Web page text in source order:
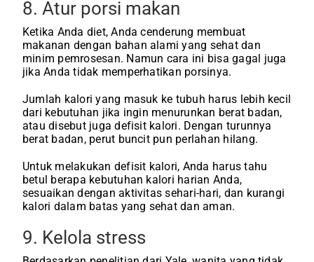
8. Atur porsi makan
Ketika Anda diet, Anda cenderung membuat
makanan dengan bahan alami yang sehat dan
minim pemrosesan. Namun cara ini bisa gagal juga
jika Anda tidak memperhatikan porsinya.
Jumlah kalori yang masuk ke tubuh harus lebih kecil
dari kebutuhan jika ingin menurunkan berat badan,
atau disebut juga defisit kalori. Dengan turunnya
berat badan, perut buncit pun perlahan hilang.
Untuk melakukan defisit kalori, Anda harus tahu
betul berapa kebutuhan kalori harian Anda,
sesuaikan dengan aktivitas sehari-hari, dan kurangi
kalori dalam batas yang sehat dan aman.
9. Kelola stress